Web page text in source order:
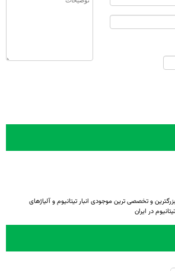
بزرگترین و تخصصی ترین موجودی انبار تیتانیوم و آلیاژهای
تیتانیوم در ایران